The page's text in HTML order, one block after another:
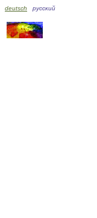
deutsch русский